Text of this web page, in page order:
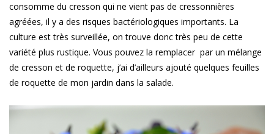
consomme du cresson qui ne vient pas de cressonnières
agréées, il y a des risques bactériologiques importants. La
culture est très surveillée, on trouve donc très peu de cette
variété plus rustique. Vous pouvez la remplacer par un mélange
de cresson et de roquette, j’ai d’ailleurs ajouté quelques feuilles
de roquette de mon jardin dans la salade.